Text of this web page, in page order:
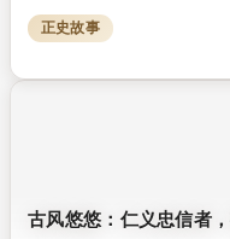
词拒绝，最终积累阴德，在
正史故事
古风悠悠：仁义忠信者，